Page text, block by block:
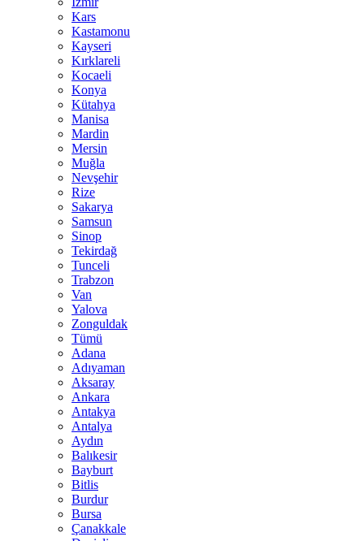
Kars
Kastamonu
Kayseri
Kırklareli
Kocaeli
Konya
Kütahya
Manisa
Mardin
Mersin
Muğla
Nevşehir
Rize
Sakarya
Samsun
Sinop
Tekirdağ
Tunceli
Trabzon
Van
Yalova
Zonguldak
Tümü
Adana
Adıyaman
Aksaray
Ankara
Antakya
Antalya
Aydın
Balıkesir
Bayburt
Bitlis
Burdur
Bursa
Çanakkale